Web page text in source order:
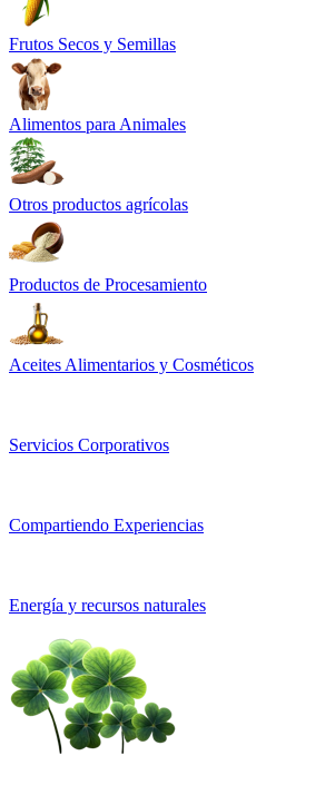
Frutos Secos y Semillas
Alimentos para Animales
Otros productos agrícolas
Productos de Procesamiento
Aceites Alimentarios y Cosméticos
Servicios Corporativos
Compartiendo Experiencias
Energía y recursos naturales